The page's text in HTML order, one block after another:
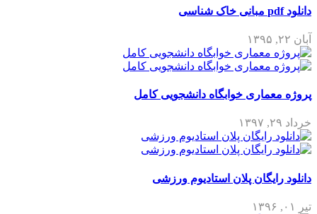
دانلود pdf مبانی خاک شناسی
آبان ۲۲, ۱۳۹۵
پروژه معماری خوابگاه دانشجویی کامل
خرداد ۲۹, ۱۳۹۷
دانلود رایگان پلان استادیوم ورزشی
تیر ۰۱, ۱۳۹۶